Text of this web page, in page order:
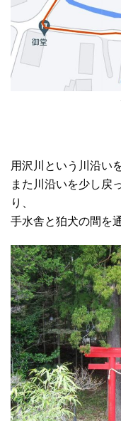
用沢川という川沿い
また川沿いを少し戻
り、
手水舎と狛犬の間を